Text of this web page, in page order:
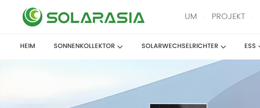
UM PROJEKT
HEIM SONNENKOLLEKTOR SOLARWECHSELRICHTER ESS